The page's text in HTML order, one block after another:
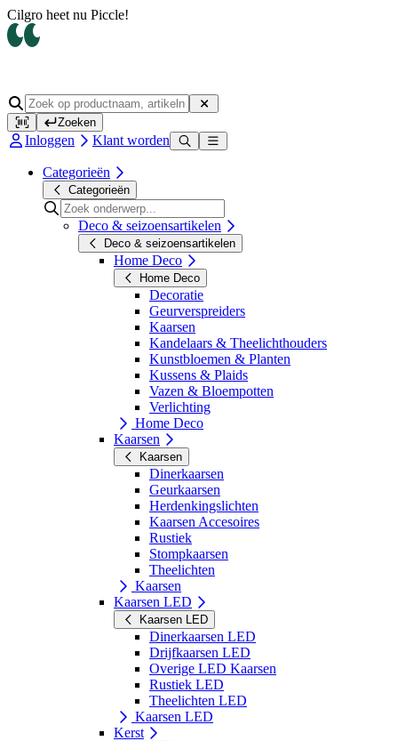
Op werkdagen voor 14.00 uur besteld, dezelfde dag verzonden
Zoeken
Inloggen Klant worden
Categorieën
Categorieën
Deco & seizoensartikelen
Deco & seizoensartikelen
Home Deco
Home Deco
Decoratie
Geurverspreiders
Kaarsen
Kandelaars & Theelichthouders
Kunstbloemen & Planten
Kussens & Plaids
Vazen & Bloempotten
Verlichting
Home Deco
Kaarsen
Kaarsen
Dinerkaarsen
Geurkaarsen
Herdenkingslichten
Kaarsen Accesoires
Rustiek
Stompkaarsen
Theelichten
Kaarsen
Kaarsen LED
Kaarsen LED
Dinerkaarsen LED
Drijfkaarsen LED
Overige LED Kaarsen
Rustiek LED
Theelichten LED
Kaarsen LED
Kerst